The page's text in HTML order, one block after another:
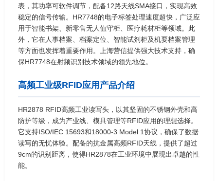
表，其功率可软件调节，配备12路天线SMA接口，实现高效
稳定的信号传输。HR7748的电子标签处理速度超快，广泛应
用于智能书架、新零售无人值守柜、医疗耗材柜等领域。此
外，它在人事档案、档案定位、智能试剂柜及机要档案管理
等方面也发挥着重要作用。上海营信提供强大技术支持，确
保HR7748在射频识别技术领域的领先地位。
高频工业级RFID应用产品介绍
HR2878 RFID高频工业读写头，以其坚固的不锈钢外壳和高
防护等级，成为产业线、模具管理等RFID应用的理想选择。
它支持ISO/IEC 15693和18000-3 Model 1协议，确保了数据
读写的无忧体验。配备的抗金属高频RFID天线，提供了超过
9cm的识别距离，使得HR2878在工业环境中展现出卓越的性
能。